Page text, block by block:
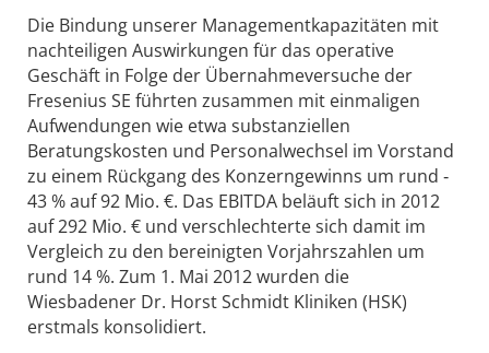
Die Bindung unserer Managementkapazitäten mit
nachteiligen Auswirkungen für das operative
Geschäft in Folge der Übernahmeversuche der
Fresenius SE führten zusammen mit einmaligen
Aufwendungen wie etwa substanziellen
Beratungskosten und Personalwechsel im Vorstand
zu einem Rückgang des Konzerngewinns um rund ‐
43 % auf 92 Mio. €. Das EBITDA beläuft sich in 2012
auf 292 Mio. € und verschlechterte sich damit im
Vergleich zu den bereinigten Vorjahrszahlen um
rund 14 %. Zum 1. Mai 2012 wurden die
Wiesbadener Dr. Horst Schmidt Kliniken (HSK)
erstmals konsolidiert.